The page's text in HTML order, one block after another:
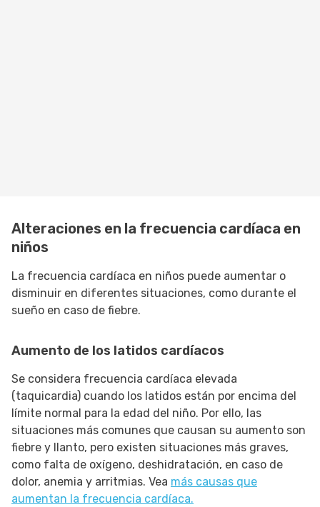
Alteraciones en la frecuencia cardíaca en
niños
La frecuencia cardíaca en niños puede aumentar o
disminuir en diferentes situaciones, como durante el
sueño en caso de fiebre.
Aumento de los latidos cardíacos
Se considera frecuencia cardíaca elevada
(taquicardia) cuando los latidos están por encima del
límite normal para la edad del niño. Por ello, las
situaciones más comunes que causan su aumento son
fiebre y llanto, pero existen situaciones más graves,
como falta de oxígeno, deshidratación, en caso de
dolor, anemia y arritmias. Vea más causas que
aumentan la frecuencia cardíaca.